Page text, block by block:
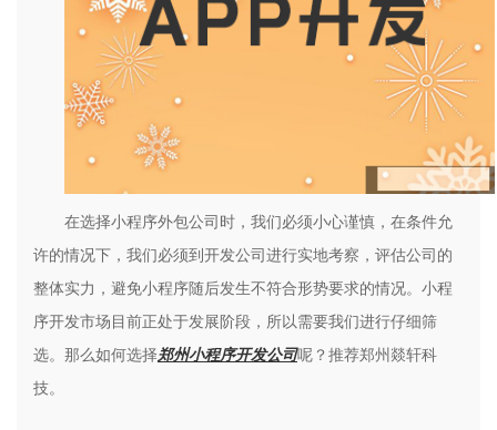
在选择小程序外包公司时，我们必须小心谨慎，在条件允
许的情况下，我们必须到开发公司进行实地考察，评估公司的
整体实力，避免小程序随后发生不符合形势要求的情况。小程
序开发市场目前正处于发展阶段，所以需要我们进行仔细筛
选。那么如何选择郑州小程序开发公司呢？推荐郑州燚轩科
技。